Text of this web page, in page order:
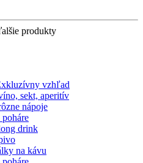
produkty
vzhľad
sekt, aperitív
nápoje
drink
na kávu